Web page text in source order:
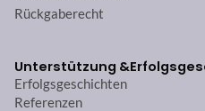
Rückgaberecht
Unterstützung &
Erfolgsgeschichten
Referenzen